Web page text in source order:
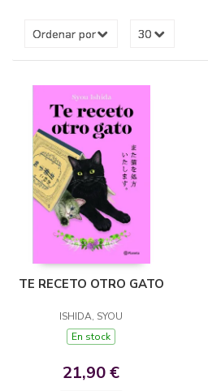
TE RECETO OTRO GATO
ISHIDA, SYOU
En stock
21,90 €